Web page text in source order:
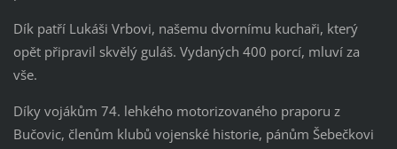
Dík patří Lukáši Vrbovi, našemu dvornímu kuchaři, který
opět připravil skvělý guláš. Vydaných 400 porcí, mluví za
vše.
Díky vojákům 74. lehkého motorizovaného praporu z
Bučovic, členům klubů vojenské historie, pánům Šebečkovi